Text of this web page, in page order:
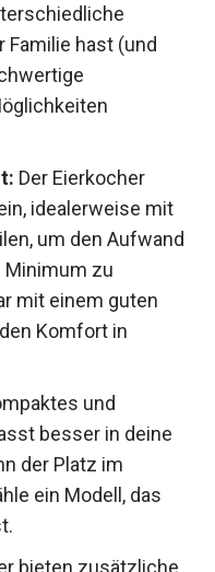
Familie hast (und
Der Eierkocher
idealerweise mit
um den Aufwand
Minimum zu
mit einem guten
Komfort in
und
besser in deine
der Platz im
ein Modell, das
bieten zusätzliche